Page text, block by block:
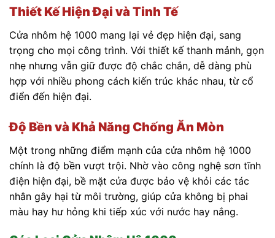
Thiết Kế Hiện Đại và Tinh Tế
Cửa nhôm hệ 1000 mang lại vẻ đẹp hiện đại, sang
trọng cho mọi công trình. Với thiết kế thanh mảnh, gọn
nhẹ nhưng vẫn giữ được độ chắc chắn, dễ dàng phù
hợp với nhiều phong cách kiến trúc khác nhau, từ cổ
điển đến hiện đại.
Độ Bền và Khả Năng Chống Ăn Mòn
Một trong những điểm mạnh của cửa nhôm hệ 1000
chính là độ bền vượt trội. Nhờ vào công nghệ sơn tĩnh
điện hiện đại, bề mặt cửa được bảo vệ khỏi các tác
nhân gây hại từ môi trường, giúp cửa không bị phai
màu hay hư hỏng khi tiếp xúc với nước hay nắng.